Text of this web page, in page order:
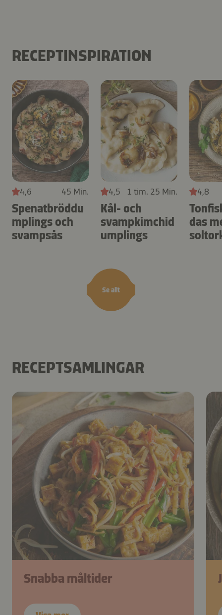
RECEPTINSPIRATION
Se allt
4,6 45 Min.
Spenatbröddu
mplings och
svampsås
4,5 1 tim. 25 Min.
Kål- och
svampkimchid
umplings
4,8
das
RECEPTSAMLINGAR
Snabba måltider